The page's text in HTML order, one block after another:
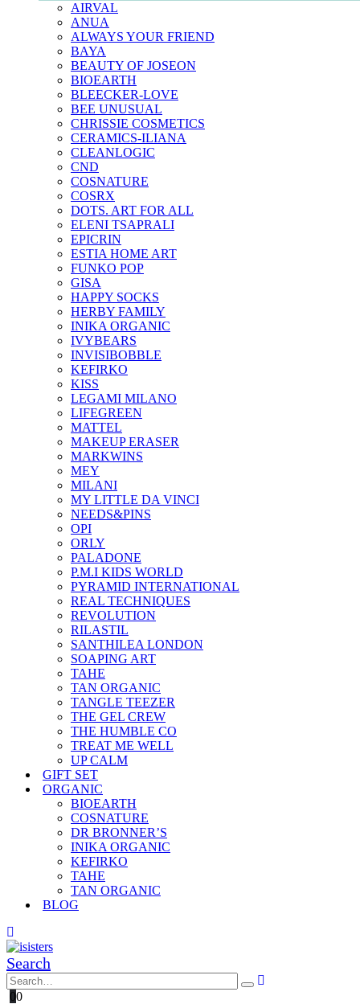
AIRVAL
ANUA
ALWAYS YOUR FRIEND
BAYA
BEAUTY OF JOSEON
BIOEARTH
BLEECKER-LOVE
BEE UNUSUAL
CHRISSIE COSMETICS
CERAMICS-ILIANA
CLEANLOGIC
CND
COSNATURE
COSRX
DOTS. ART FOR ALL
ELENI TSAPRALI
EPICRIN
ESTIA HOME ART
FUNKO POP
GISA
HAPPY SOCKS
HERBY FAMILY
INIKA ORGANIC
IVYBEARS
INVISIBOBBLE
KEFIRKO
KISS
LEGAMI MILANO
LIFEGREEN
MATTEL
MAKEUP ERASER
MARKWINS
MEY
MILANI
MY LITTLE DA VINCI
NEEDS&PINS
OPI
ORLY
PALADONE
P.M.I KIDS WORLD
PYRAMID INTERNATIONAL
REAL TECHNIQUES
REVOLUTION
RILASTIL
SANTHILEA LONDON
SOAPING ART
TAHE
TAN ORGANIC
TANGLE TEEZER
THE GEL CREW
THE HUMBLE CO
TREAT ME WELL
UP CALM
GIFT SET
ORGANIC
BIOEARTH
COSNATURE
DR BRONNER’S
INIKA ORGANIC
KEFIRKO
TAHE
TAN ORGANIC
BLOG
Search
00